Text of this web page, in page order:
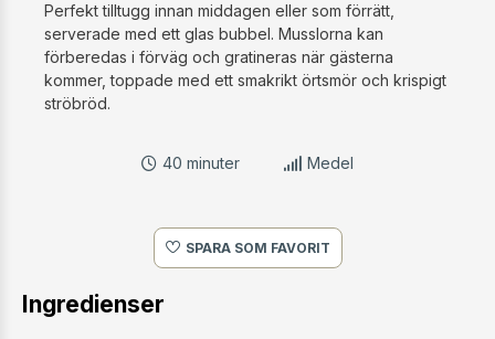
Perfekt tilltugg innan middagen eller som förrätt,
serverade med ett glas bubbel. Musslorna kan
förberedas i förväg och gratineras när gästerna
kommer, toppade med ett smakrikt örtsmör och krispigt
ströbröd.
40 minuter Medel
SPARA SOM FAVORIT
Ingredienser